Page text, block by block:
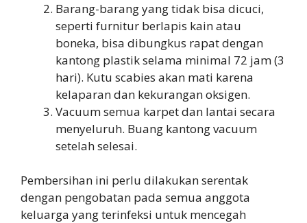
Barang-barang yang tidak bisa dicuci,
seperti furnitur berlapis kain atau
boneka, bisa dibungkus rapat dengan
kantong plastik selama minimal 72 jam (3
hari). Kutu scabies akan mati karena
kelaparan dan kekurangan oksigen.
Vacuum semua karpet dan lantai secara
menyeluruh. Buang kantong vacuum
setelah selesai.
Pembersihan ini perlu dilakukan serentak
dengan pengobatan pada semua anggota
keluarga yang terinfeksi untuk mencegah